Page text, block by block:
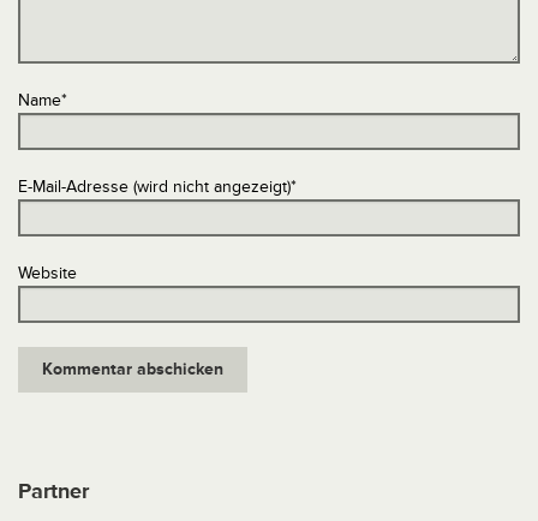
Name*
E-Mail-Adresse (wird nicht angezeigt)*
Website
Partner